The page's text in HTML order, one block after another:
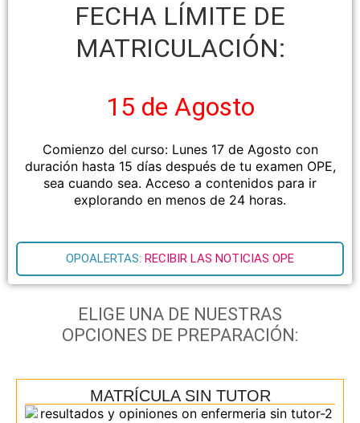
FECHA LÍMITE DE
MATRICULACIÓN:
15 de Agosto
Comienzo del curso: Lunes 17 de Agosto con
duración hasta 15 días después de tu examen OPE,
sea cuando sea. Acceso a contenidos para ir
explorando en menos de 24 horas.
OPOALERTAS: RECIBIR LAS NOTICIAS OPE
ELIGE UNA DE NUESTRAS
OPCIONES DE PREPARACIÓN:
MATRÍCULA SIN TUTOR